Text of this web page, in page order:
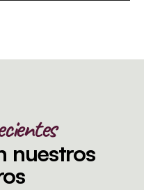
nuestros